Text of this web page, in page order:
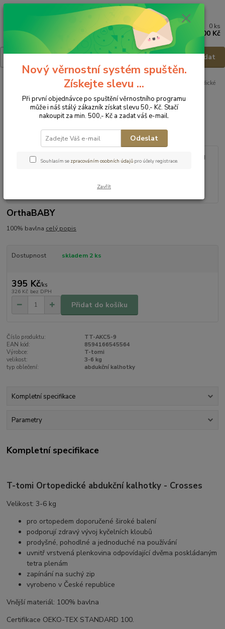
Hledat
0 ks
0,00 Kč
Plenkové a abdukční kalhotky
T-TOMI Ortopedické
abdukční kalhotky Crosses - 3-6kg
T-TOMI Ortopedické abdukční
kalhotky Crosses - 3-6kg
OrthaBABY
100% bavlna celý popis
Dostupnost skladem 2 ks
395 Kč/ks
326 Kč bez DPH
Přidat do košíku
Číslo produktu:
TT-AKC5-9
EAN kód:
8594166545564
Výrobce:
T-tomi
velikost:
3-6 kg
typ oblečení:
abdukční kalhotky
Kompletní specifikace
Parametry
Kompletní specifikace
T-tomi Ortopedické abdukční kalhotky - Crosses
Velikost: 3-6 kg
pro ortopedem doporučené široké balení
podporují zdravý vývoj kyčelních kloubů
prodyšné, pohodlné a jednoduché na používání
uvnitř vrstvená plenkovina odpovídající dvěma poskládaným
tetra plenám
zapínání na suchý zip
vyrobeno v České republice
Vnější materiál: 100% bavlna
Certifikace OEKO-TEX STANDARD 100.
Nový věrnostní systém spuštěn.
Získejte slevu ...
Při první objednávce po spuštění věrnostního programu
může i náš stálý zákazník získat slevu 50,- Kč. Stačí
nakoupit za min. 500,- Kč a zadat váš e-mail.
Odeslat
Souhlasím se zpracováním osobních údajů pro účely registrace.
Zavřít